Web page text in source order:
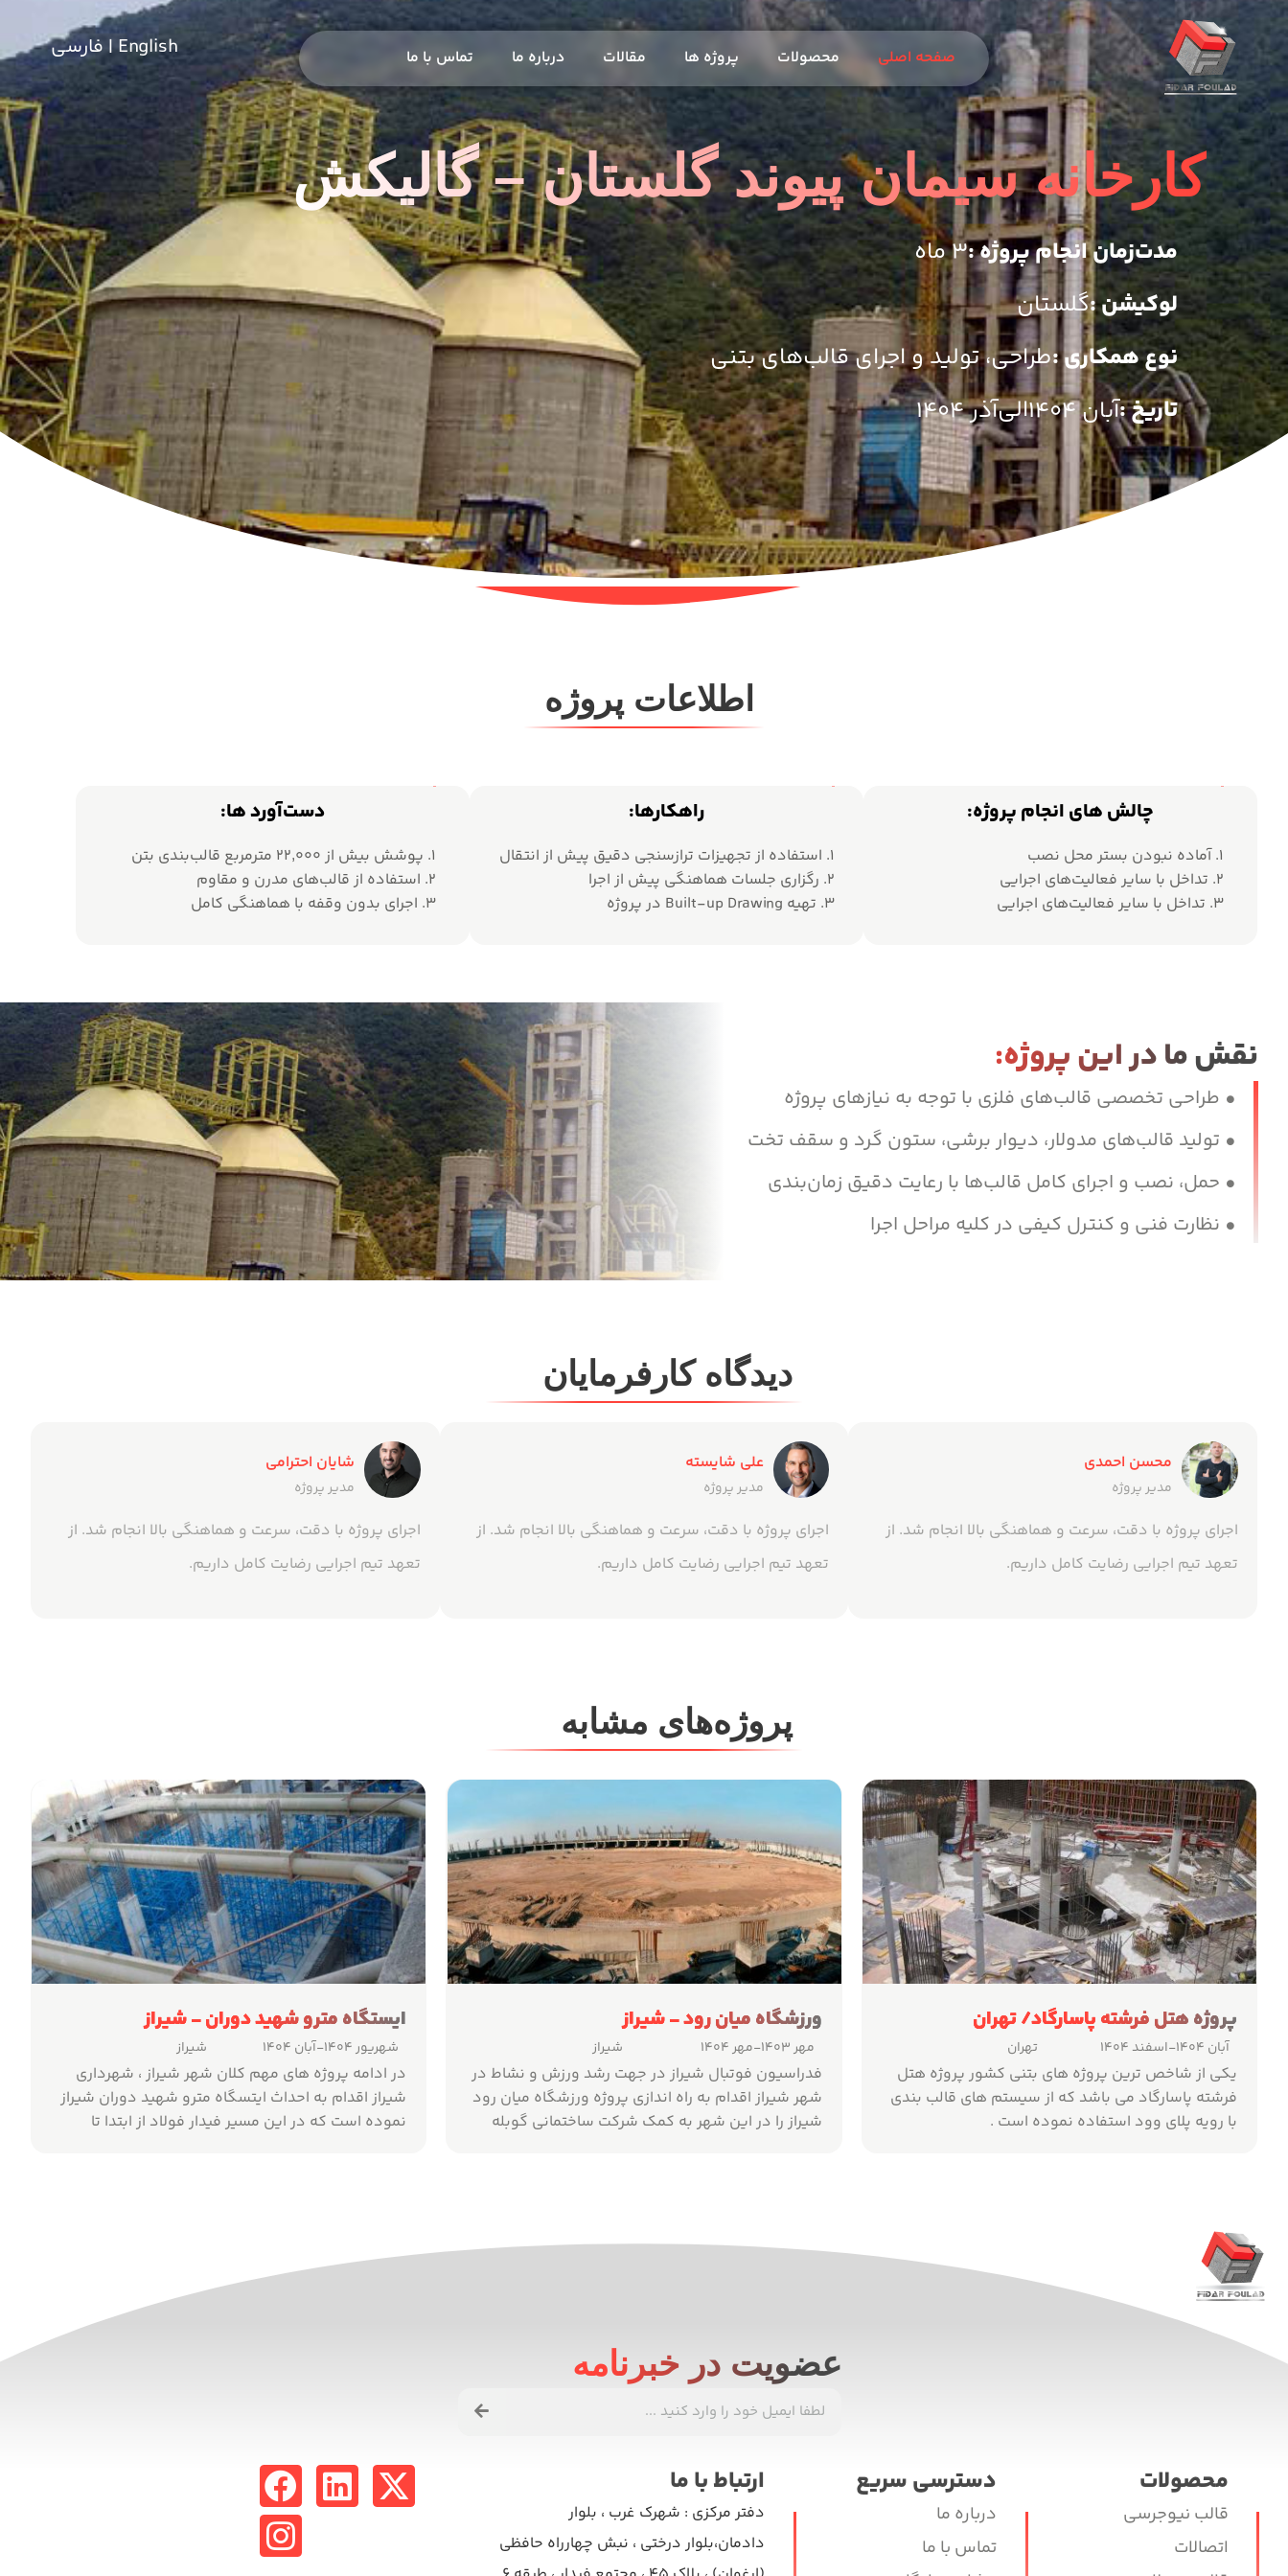
صفحه اصلی محصولات پروژه ها مقالات درباره ما تماس با ما English | فارسی
کارخانه سیمان پیوند گلستان – گالیکش
مدت‌زمان انجام پروژه :۳ ماه
لوکیشن :گلستان
نوع همکاری :طراحی، تولید و اجرای قالب‌های بتنی
تاریخ :آبان ۱۴۰۴ الیآذر ۱۴۰۴
اطلاعات پروژه
چالش های انجام پروژه:
۱. آماده نبودن بستر محل نصب
۲. تداخل با سایر فعالیت‌های اجرایی
۳. تداخل با سایر فعالیت‌های اجرایی
راهکار‌ها:
۱. استفاده از تجهیزات ترازسنجی دقیق پیش از انتقال
۲. رگزاری جلسات هماهنگی پیش از اجرا
۳. تهیه Built-up Drawing در پروژه
دست‌آورد ها:
۱. پوشش بیش از ۲۲٬۰۰۰ مترمربع قالب‌بندی بتن
۲. استفاده از قالب‌های مدرن و مقاوم
۳. اجرای بدون وقفه با هماهنگی کامل
نقش ما در این پروژه:
طراحی تخصصی قالب‌های فلزی با توجه به نیازهای پروژه
تولید قالب‌های مدولار، دیوار برشی، ستون گرد و سقف تخت
حمل، نصب و اجرای کامل قالب‌ها با رعایت دقیق زمان‌بندی
نظارت فنی و کنترل کیفی در کلیه مراحل اجرا
دیدگاه کارفرمایان
محسن احمدی
مدیر پروژه
اجرای پروژه با دقت، سرعت و هماهنگی بالا انجام شد. از
تعهد تیم اجرایی رضایت کامل داریم.
علی شایسته
مدیر پروژه
اجرای پروژه با دقت، سرعت و هماهنگی بالا انجام شد. از
تعهد تیم اجرایی رضایت کامل داریم.
شایان احترامی
مدیر پروژه
اجرای پروژه با دقت، سرعت و هماهنگی بالا انجام شد. از
تعهد تیم اجرایی رضایت کامل داریم.
پروژه‌های مشابه
پروژه هتل فرشته پاسارگاد/ تهران
آبان ۱۴۰۴ -اسفند ۱۴۰۴ تهران
یکی از شاخص ترین پروژه های بتنی کشور پروژه هتل
فرشته پاسارگاد می باشد که از سیستم های قالب بندی
با رویه پلای وود استفاده نموده است .
ورزشگاه میان رود - شیراز
مهر ۱۴۰۳ -مهر ۱۴۰۴ شیراز
فدراسیون فوتبال شیراز در جهت رشد ورزش و نشاط در
شهر شیراز اقدام به راه اندازی پروژه ورزشگاه میان رود
شیراز را در این شهر به کمک شرکت ساختمانی گوبله
ایستگاه مترو شهید دوران - شیراز
شهریور ۱۴۰۴ -آبان ۱۴۰۴ شیراز
در ادامه پروژه های مهم کلان شهر شیراز ، شهرداری
شیراز اقدام به احداث ایتسگاه مترو شهید دوران شیراز
نموده است که در این مسیر فیدار فولاد از ابتدا تا
عضویت در خبرنامه
محصولات
قالب نیوجرسی
اتصالات
دسترسی سریع
درباره ما
تماس با ما
ارتباط با ما
دفتر مرکزی : شهرک غرب ، بلوار
دادمان،بلوار درختی ، نبش چهارراه حافظی